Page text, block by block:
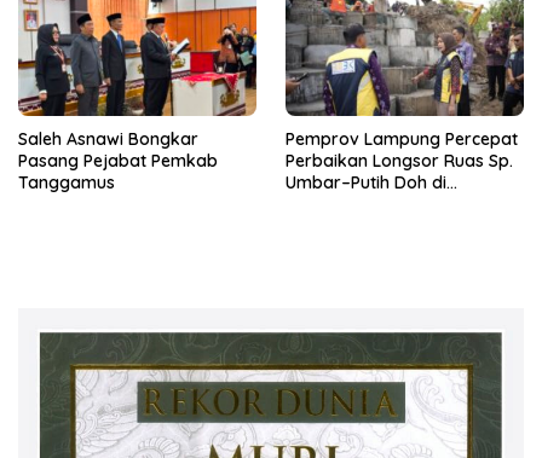
Saleh Asnawi Bongkar
Pasang Pejabat Pemkab
Tanggamus
Pemprov Lampung Percepat
Perbaikan Longsor Ruas Sp.
Umbar–Putih Doh di